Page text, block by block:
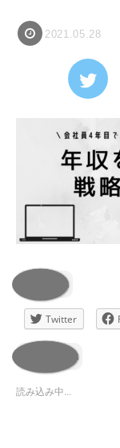
2021.05.28
共有:
Twitter
いいね:
読み込み中...